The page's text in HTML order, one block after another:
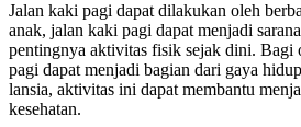
Jalan kaki pagi dapat dilakukan oleh
anak, jalan kaki pagi dapat menjadi
pentingnya aktivitas fisik sejak dini. Bagi
pagi dapat menjadi bagian dari gaya
lansia, aktivitas ini dapat membantu
kesehatan.